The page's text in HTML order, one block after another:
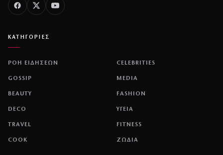
ΚΑΤΗΓΟΡΙΕΣ
ΡΟΗ ΕΙΔΗΣΕΩΝ CELEBRITIES
GOSSIP MEDIA
BEAUTY FASHION
DECO ΥΓΕΙΑ
TRAVEL FITNESS
COOK ΖΩΔΙΑ